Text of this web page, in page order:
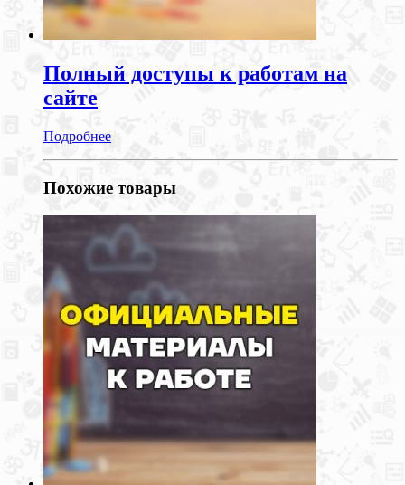
Полный доступы к работам на
сайте
Подробнее
Похожие товары